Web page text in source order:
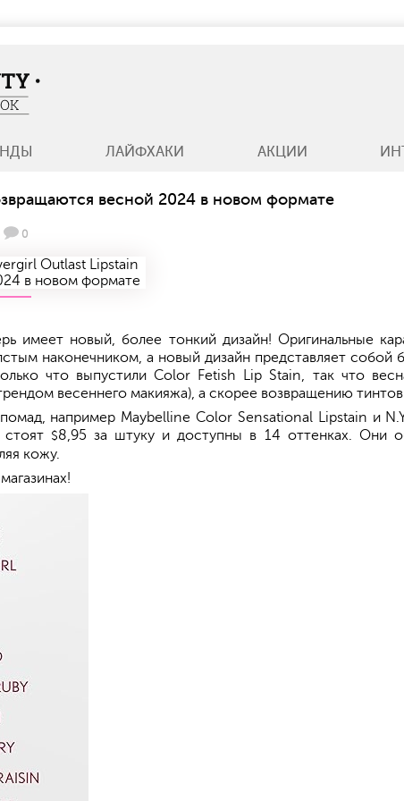
ЛАЙФХАКИ АКЦИИ
весной 2024 в новом формате
0
имеет новый, более тонкий дизайн! Оригинальные
наконечником, а новый дизайн представляет собой
что выпустили Color Fetish Lip Stain, так что
весеннего макияжа), а скорее возвращению тинтов
например Maybelline Color Sensational Lipstain и
$8,95 за штуку и доступны в 14 оттенках. Они
кожу.